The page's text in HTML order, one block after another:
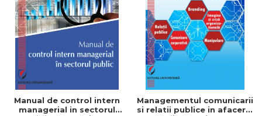
Manual de control intern
managerial in sectorul
Managementul comunicarii
si relatii publice in afaceri -